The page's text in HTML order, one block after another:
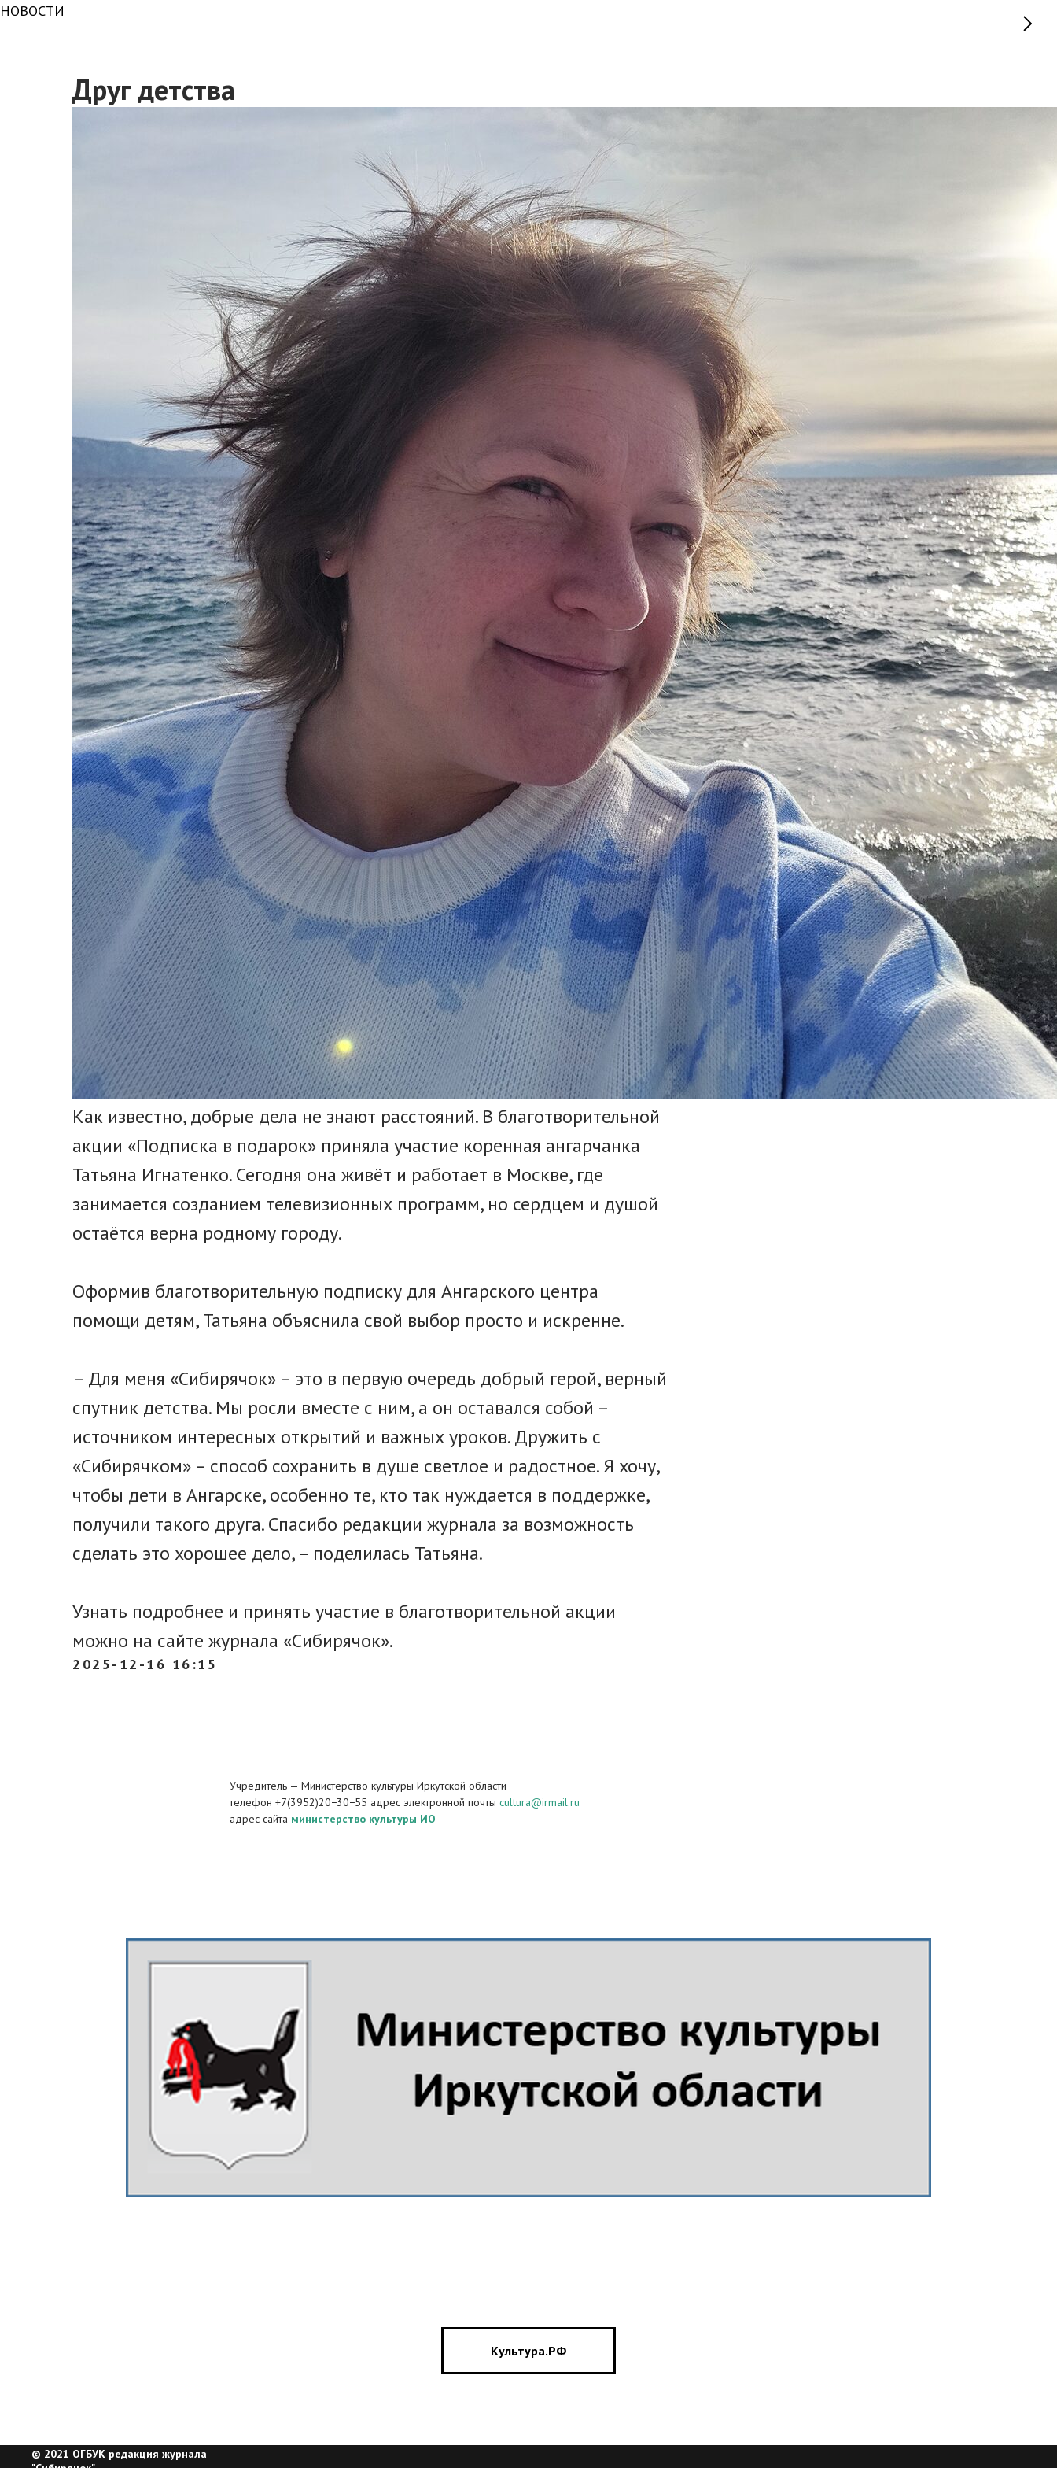
НОВОСТИ
Друг детства
Как известно, добрые дела не знают расстояний. В благотворительной
акции «Подписка в подарок» приняла участие коренная ангарчанка
Татьяна Игнатенко. Сегодня она живёт и работает в Москве, где
занимается созданием телевизионных программ, но сердцем и душой
остаётся верна родному городу.
Оформив благотворительную подписку для Ангарского центра
помощи детям, Татьяна объяснила свой выбор просто и искренне.
– Для меня «Сибирячок» – это в первую очередь добрый герой, верный
спутник детства. Мы росли вместе с ним, а он оставался собой –
источником интересных открытий и важных уроков. Дружить с
«Сибирячком» – способ сохранить в душе светлое и радостное. Я хочу,
чтобы дети в Ангарске, особенно те, кто так нуждается в поддержке,
получили такого друга. Спасибо редакции журнала за возможность
сделать это хорошее дело, – поделилась Татьяна.
Узнать подробнее и принять участие в благотворительной акции
можно на сайте журнала «Сибирячок».
2025-12-16 16:15
Учредитель — Министерство культуры Иркутской области
телефон +7(3952)20−30−55 адрес электронной почты cultura@irmail.ru
адрес сайта министерство культуры ИО
Культура.РФ
© 2021 ОГБУК редакция журнала